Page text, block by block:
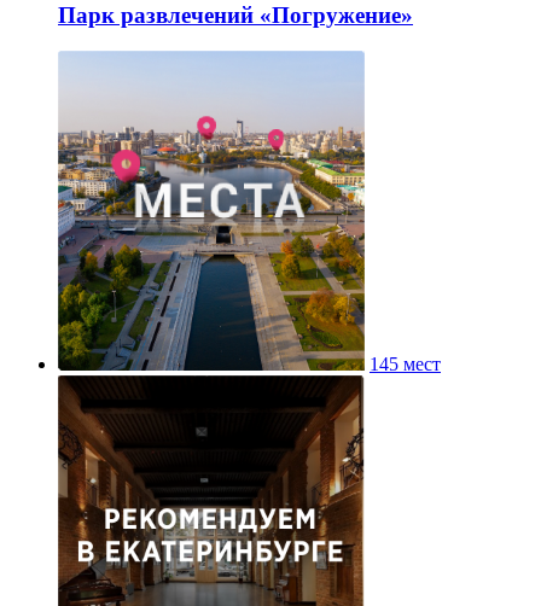
Парк развлечений «Погружение»
145 мест